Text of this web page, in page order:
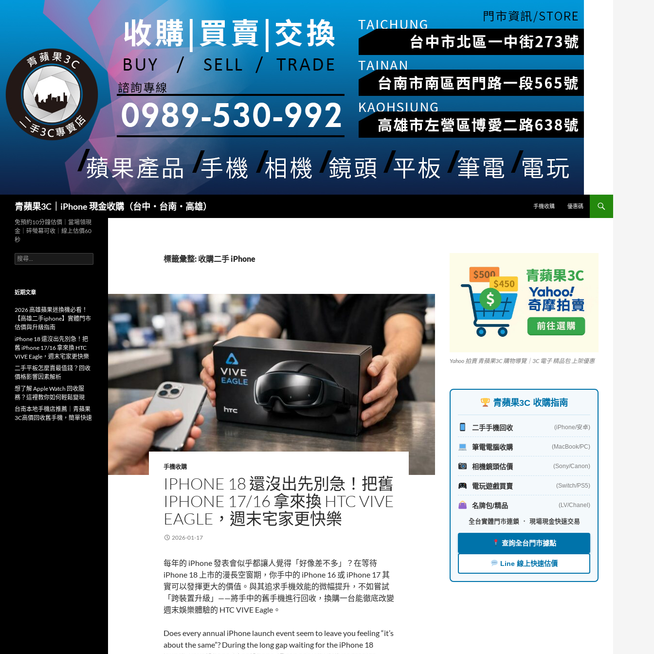
青蘋果3C｜iPhone 現金收購（台中・台南・高雄） 手機收購 優惠碼
標籤彙整: 收購二手 iPhone
手機收購
IPHONE 18 還沒出先別急！把舊
IPHONE 17/16 拿來換 HTC VIVE
EAGLE，週末宅家更快樂
2026-01-17
每年的 iPhone 發表會似乎都讓人覺得「好像差不多」？在等待
iPhone 18 上市的漫長空窗期，你手中的 iPhone 16 或 iPhone 17 其
實可以發揮更大的價值。與其追求手機效能的微幅提升，不如嘗試
「跨裝置升級」——將手中的舊手機進行回收，換購一台能徹底改變
週末娛樂體驗的 HTC VIVE Eagle。
Does every annual iPhone launch event seem to leave you feeling “it’s
about the same”? During the long gap waiting for the iPhone 18
Yahoo 拍賣 青蘋果3C 購物導覽｜3C 電子 精品包 上架優惠
青蘋果3C 收購指南
二手手機回收 (iPhone/安卓)
筆電電腦收購 (MacBook/PC)
相機鏡頭估價 (Sony/Canon)
電玩遊戲買賣 (Switch/PS5)
名牌包/精品 (LV/Chanel)
全台實體門市連鎖 ． 現場現金快速交易
查詢全台門市據點
Line 線上快速估價
免預約10分鐘估價｜當場領現
金｜碎螢幕可收｜線上估價60
秒
搜
尋
字:
近期文章
2026 高雄蘋果迷換機必看！
【高雄二手iphone】實體門市
估價與升級指南
iPhone 18 還沒出先別急！把
舊 iPhone 17/16 拿來換 HTC
VIVE Eagle，週末宅家更快樂
二手平板怎麼賣最值錢？回收
價格影響因素解析
想了解 Apple Watch 回收服
務？這裡教你如何輕鬆變現
台南本地手機店推薦｜青蘋果
3C高價回收舊手機，簡單快速